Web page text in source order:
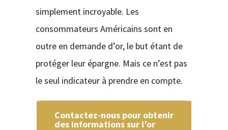
simplement incroyable. Les
consommateurs Américains sont en
outre en demande d’or, le but étant de
protéger leur épargne. Mais ce n’est pas
le seul indicateur à prendre en compte.
Contactez-nous pour obtenir
des informations sur l’or